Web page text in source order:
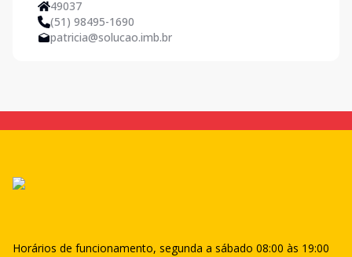
49037
(51) 98495-1690
patricia@solucao.imb.br
Horários de funcionamento, segunda a sábado 08:00 às 19:00